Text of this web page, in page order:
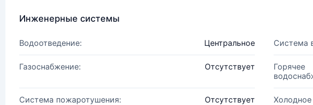
Инженерные системы
Водоотведение: Центральное Система
Газоснабжение: Отсутствует
Горячее
Система пожаротушения: Отсутствует